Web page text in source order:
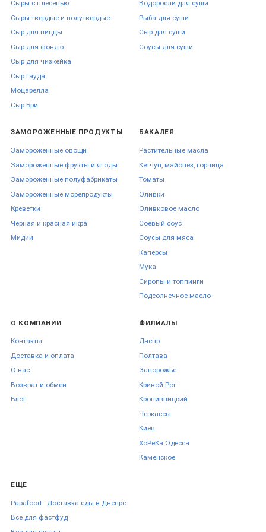
Почему майонез
заказывают в FoodFestival
FoodFestival работает с розницей и HoReCa: в одной категории
собраны и баночные форматы для дома, и профессиональные
и повседневный майонез для салатов, и рабочую тару для суши-
доставка по Украине идет Новой почтой. Для Одессы, Одесской
области и Николаева доступна собственная доставка на часть
ассортимента. Для постоянных клиентов HoReCa возможен
оптовый формат работы - удобно при регулярных поставках и
Определитесь с жирностью, брендом и объемом - и оформляйте
заказ. В карточке каждой позиции указаны фасовка, бренд и
Майонез купить в ➦ FoodFestival. 【 Майонез 】большой выбор по
лучшим ценам ✈ быстрая доставка по Украине, ☑ гарантия
Сыры с плесенью
Сыры твердые и полутвердые
Сыр для пиццы
Сыр для фондю
Сыр для чизкейка
Сыр Гауда
Моцарелла
Сыр Бри
Водоросли для суши
Рыба для суши
Сыр для суши
Соусы для суши
ЗАМОРОЖЕННЫЕ ПРОДУКТЫ
Замороженные овощи
Замороженные фрукты и ягоды
Замороженные полуфабрикаты
Замороженные морепродукты
Креветки
Черная и красная икра
Мидии
БАКАЛЕЯ
Растительные масла
Кетчуп, майонез, горчица
Томаты
Оливки
Оливковое масло
Соевый соус
Соусы для мяса
Каперсы
Мука
Сиропы и топпинги
Подсолнечное масло
О КОМПАНИИ
Контакты
Доставка и оплата
О нас
Возврат и обмен
Блог
ФИЛИАЛЫ
Днепр
Полтава
Запорожье
Кривой Рог
Кропивницкий
Черкаcсы
Киев
ХоРеКа Одесса
Каменское
ЕЩЕ
Papafood - Доставка еды в Днепре
Все для фастфуд